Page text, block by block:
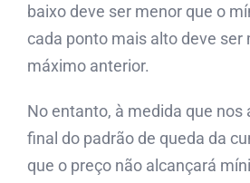
baixo deve ser menor que o
cada ponto mais alto deve ser
máximo anterior.
No entanto, à medida que
final do padrão de queda da
que o preço não alcançará